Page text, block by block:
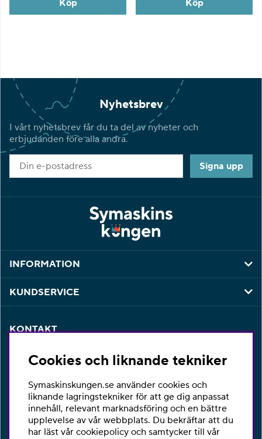
Köp Köp
Nyhetsbrev
I vårt nyhetsbrev får du ta del av nyheter och
erbjudanden före alla andra.
Signa upp
INFORMATION
KUNDSERVICE
KONTAKT
beställning så är du varmt välkommen att kontakta vår
Telefon:010-2518270
E-post:kontakta@symaskinskungen.se
Cookies och liknande tekniker
Symaskinskungen.se använder cookies och
liknande lagringstekniker för att ge dig anpassat
innehåll, relevant marknadsföring och en bättre
upplevelse av vår webbplats. Du bekräftar att du
har läst vår cookiepolicy och samtycker till vår